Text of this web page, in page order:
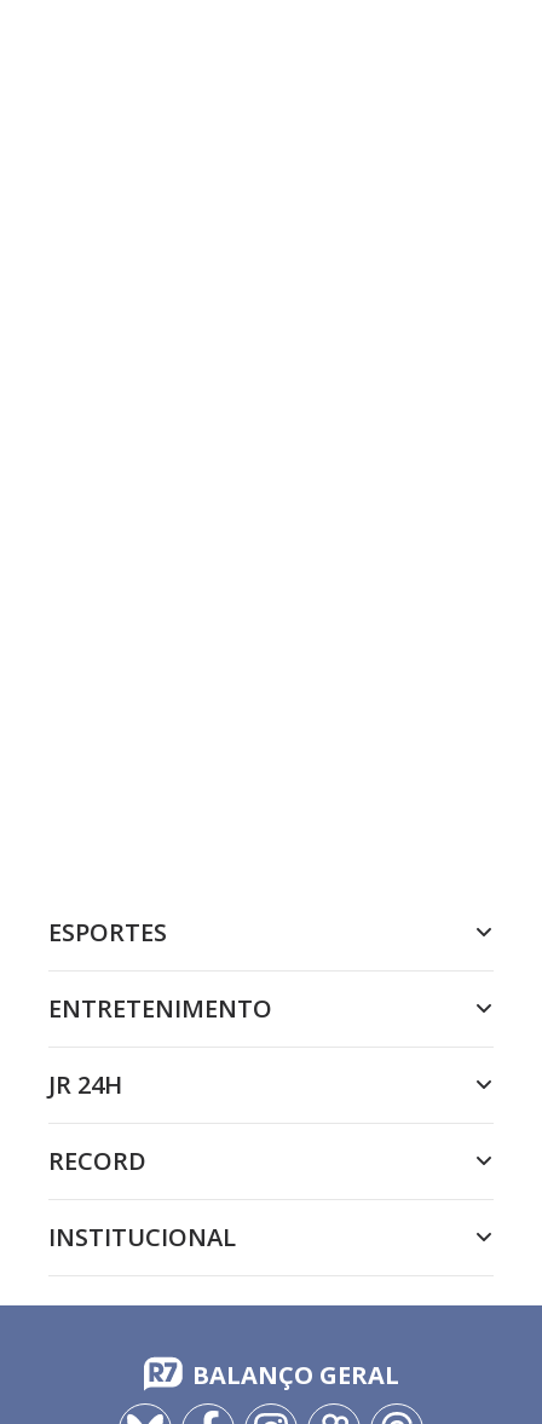
ESPORTES
ENTRETENIMENTO
JR 24H
RECORD
INSTITUCIONAL
BALANÇO GERAL